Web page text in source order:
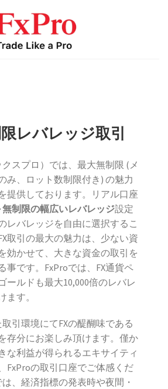
限レバレッジ取引
スプロ）では、最大無制限 (メ
み、ロット数制限付き) の魅力
提供しております。リアル口座
無制限の幅広いレバレッジ設定
レバレッジを自由に選択するこ
取引の最大の魅力は、少ない資
効かせて、大きな資金の取引を
事です。FxProでは、FX通貨ペ
ールドも最大10,000倍のレバレ
ます。
引環境にてFXの醍醐味である
存分にお楽しみ頂けます。僅か
な利益が得られるエキサイティ
FxProの取引口座でご体感くだ
、経済指標の発表時や夜間・